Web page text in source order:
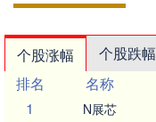
个股涨幅 个股跌幅
排名
名称
1
N展芯